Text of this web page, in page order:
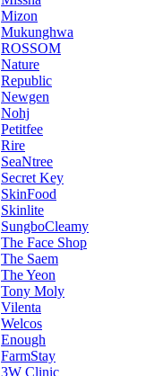
Mizon
Mukunghwa
ROSSOM
Nature
Republic
Newgen
Nohj
Petitfee
Rire
SeaNtree
Secret Key
SkinFood
Skinlite
SungboCleamy
The Face Shop
The Saem
The Yeon
Tony Moly
Vilenta
Welcos
Enough
FarmStay
3W Clinic